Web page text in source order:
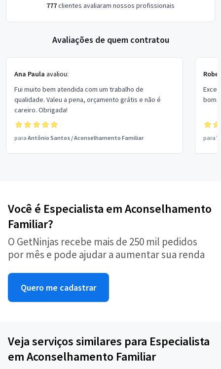
777clientes avaliaram nossos profissionais
Avaliações de quem contratou
Ana Paula avaliou:
Fui muito bem atendida com um trabalho de
qualidade. Valeu a pena, orçamento grátis e não é
careiro. Obrigada!
para Antônio Santos /Aconselhamento Familiar
bom
para
Você é Especialista em Aconselhamento
Familiar?
O GetNinjas recebe mais de 250 mil pedidos
por mês e pode ajudar a aumentar sua renda
Quero me cadastrar
Veja serviços similares para Especialista
em Aconselhamento Familiar